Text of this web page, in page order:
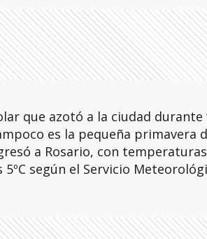
que azotó a la ciudad durante
es la pequeña primavera
a Rosario, con temperaturas
según el Servicio